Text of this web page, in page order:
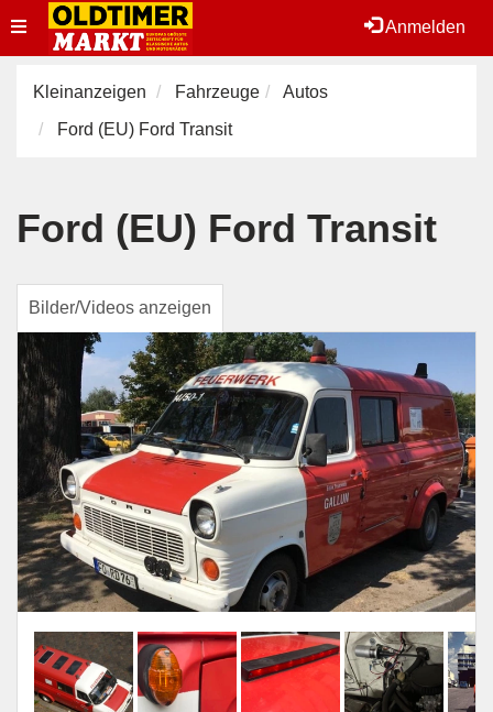
Anmelden
Toggle
navigation
Kleinanzeigen Fahrzeuge
Autos
Ford (EU) Ford Transit
Ford (EU) Ford Transit
Bilder/Videos anzeigen